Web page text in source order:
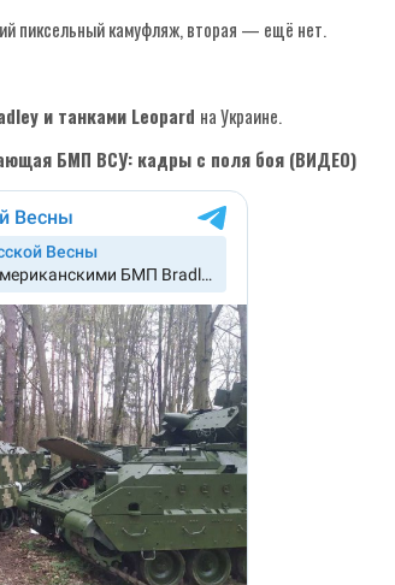
пиксельный камуфляж, вторая — ещё нет.
и танками Leopard на Украине.
БМП ВСУ: кадры с поля боя (ВИДЕО)